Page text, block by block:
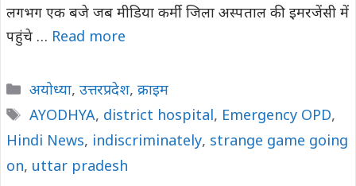
लगभग एक बजे जब मीडिया कर्मी जिला अस्पताल की इमरजेंसी में
पहुंचे … Read more
Categories
अयोध्या, उत्तरप्रदेश, क्राइम
Tags
AYODHYA, district hospital, Emergency OPD,
Hindi News, indiscriminately, strange game going
on, uttar pradesh